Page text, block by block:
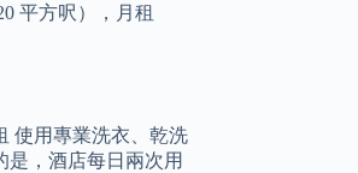
平方呎），月租
使用專業洗衣、乾洗
是，酒店每日兩次用